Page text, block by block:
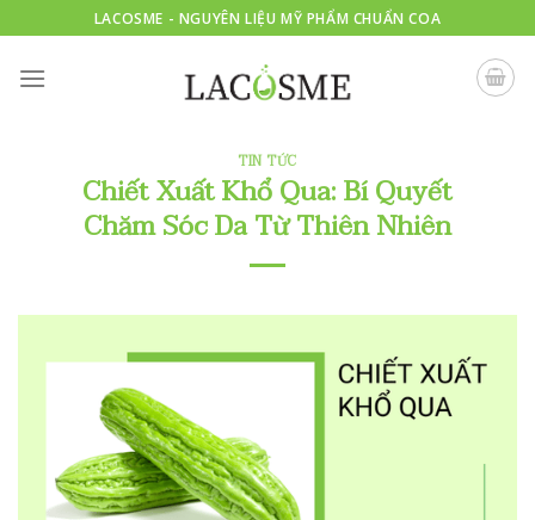
to
content
LACOSME - NGUYÊN LIỆU MỸ PHẨM CHUẨN COA
TIN TỨC
Chiết Xuất Khổ Qua: Bí Quyết
Chăm Sóc Da Từ Thiên Nhiên